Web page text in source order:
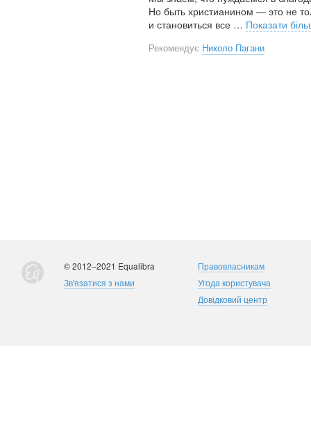
Но быть христианином — это не
и становиться все … Показати
Рекомендує Николо Пагани
© 2012–2021 Equalibra
Зв'язатися з нами
Правовласникам
Угода користувача
Довідковий центр